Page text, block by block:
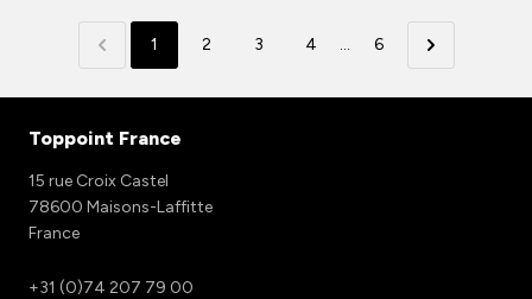
1 2 3 4 ... 6
Toppoint France
15 rue Croix Castel
78600 Maisons-Laffitte
France
+31 (0)74 207 79 00